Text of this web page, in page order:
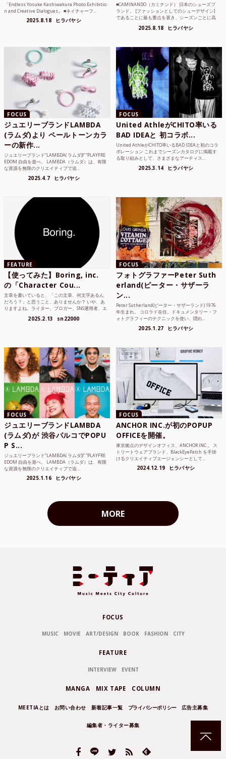
「Endless Yosuke Kashiwakura Photo Exhibitio
n and Creative Dialogues」 ■ネイチャーフ...
2025.8.18 ヒラバヤシ
■CAMINANDO（カミナンド） 日本のシューズブ
ランド。 [ファッションとしてのシューデザイン]
であることに最も重点を置き、シーズンごとに高
2025.8.18 ヒラバヤシ
FOCUS
ジュエリーブランドLAMBDA
(ラムダ)より ペールトーンカラ
ーの新作...
ジュエリーブランド“LAMBDA( ラムダ))” “PLAYFRE
EDOM 自由を遊べ。 LAMBDA（ラムダ）は、有限
な資源を無限のクリエイティブで追...
2025.4.7 ヒラバヤシ
FOCUS
United AthleがCHITO率いる
BAD IDEAと 初コラボ...
United AthleがCHITO率いるBAD IDEAと初のコラ
ボレーション これまでシーズンカタログに掲載す
る取り組みとして、さまざまなアーティス...
2025.3.14 ヒラバヤシ
FEATURE
【使ってみた】Boring, inc.
の「Character Cou...
文章を書いていると、「この文章、何文字あるん
だろう？」と思うこと、ありませんか？ いや、あ
りますよね。ライター、ブロガー、SNS運用者、エ
2025.2.13 sn22000
FOCUS
フォトグラファーPeter Suth
erland(ピーター・サザーラ
ン...
Peter Sutherland(ピーター・サザーランド) 1976
年生まれ。 コロラド在住。ドキュメンタリー・フ
ォトグラフィーのテクニックを使い、隠れ...
2025.1.27 ヒラバヤシ
FOCUS
ジュエリーブランドLAMBDA
(ラムダ)が 渋谷パルコでPOPU
P S...
ジュエリーブランド“LAMBDA( ラムダ))” “PLAYFRE
EDOM 自由を遊べ。 LAMBDA（ラムダ）は、有限
な資源を無限のクリエイティブで追...
2025.1.16 ヒラバヤシ
FOCUS
ANCHOR INC.が初のPOPUP
OFFICEを開催。
東京拠点のデザインオフィス、ANCHOR INC.。 ス
トリートウェアブランド、BlackEyePatch を手掛
けるクリエイティブエージェンシーとして...
2024.12.19 ヒラバヤシ
MORE
FOCUS
MUSIC MOVIE ART/DESIGN BOOK FASHION CITY
FEATURE
INTERVIEW EVENT
MANGA MIX TAPE COLUMN
MEETIAとは お問い合わせ 新着記事一覧 プライバシーポリシー 広告主募集
編集者・ライター募集